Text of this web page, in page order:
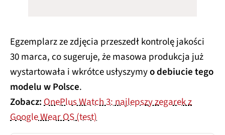
Egzemplarz ze zdjęcia przeszedł kontrolę jakości
30 marca, co sugeruje, że masowa produkcja już
wystartowała i wkrótce usłyszymyo debiucie tego
modelu w Polsce.
Zobacz:OnePlus Watch 3: najlepszy zegarek z
Google Wear OS (test)